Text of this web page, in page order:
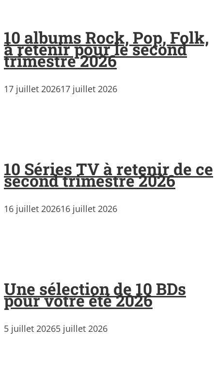
10 albums Rock, Pop, Folk,
à retenir pour le second
trimestre 2026
17 juillet 202617 juillet 2026
10 Séries TV à retenir de ce
second trimestre 2026
16 juillet 202616 juillet 2026
Une sélection de 10 BDs
pour votre été 2026
5 juillet 20265 juillet 2026